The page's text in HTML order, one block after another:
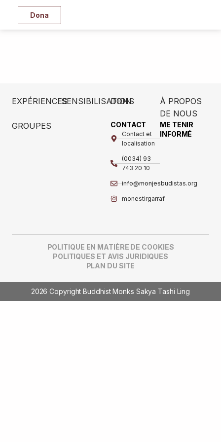
Dona
EXPÉRIENCESSENSIBILISATION
DONS
À PROPOS
DE NOUS
GROUPES
CONTACT
Contact et
localisation
(0034) 93
743 20 10
info@monjesbudistas.org
monestirgarraf
ME TENIR
INFORMÉ
POLITIQUE EN MATIÈRE DE COOKIES
POLITIQUES ET AVIS JURIDIQUES
PLAN DU SITE
2026 Copyright Buddhist Monks Sakya Tashi Ling